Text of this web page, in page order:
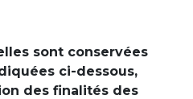
sont conservées
ci-dessous,
des finalités des